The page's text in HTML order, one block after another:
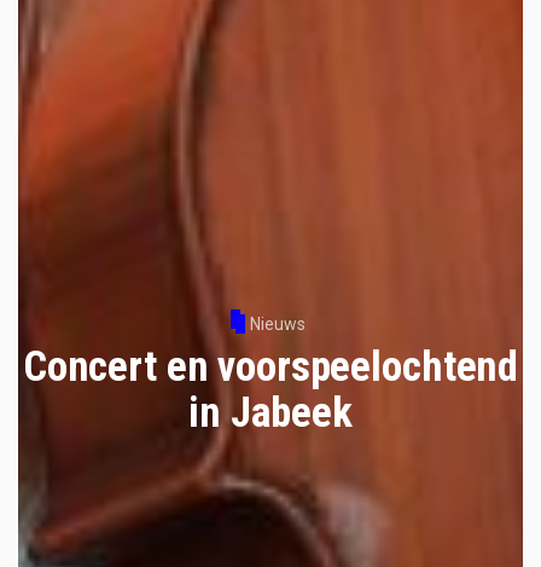
Nieuws
Concert en voorspeelochtend
in Jabeek